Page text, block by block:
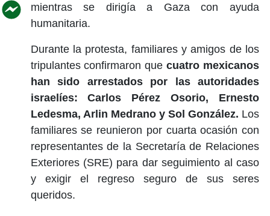
mientras se dirigía a Gaza con ayuda
humanitaria.
Durante la protesta, familiares y amigos de los
tripulantes confirmaron quecuatro mexicanos
han sido arrestados por las autoridades
israelíes: Carlos Pérez Osorio, Ernesto
Ledesma, Arlin Medrano y Sol González. Los
familiares se reunieron por cuarta ocasión con
representantes de la Secretaría de Relaciones
Exteriores (SRE) para dar seguimiento al caso
y exigir el regreso seguro de sus seres
queridos.